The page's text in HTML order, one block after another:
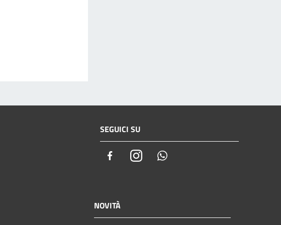
SEGUICI SU
FacebookInstagram
NOVITÀ